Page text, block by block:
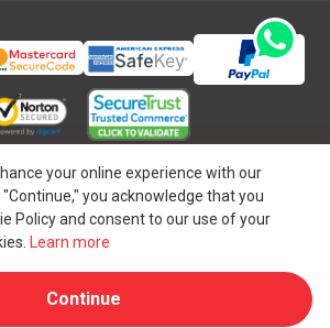
your online experience with our
you acknowledge that you
Policy and consent to our use of your
Learn more
Continue
- 2026 One IBC Limited, wedi'i
a Lloegr, y Deyrnas Unedig ag
ac aelod-gwmni o rwydwaith One
annibynnol ac ar wahân sy'n
Group ("One IBC Limited